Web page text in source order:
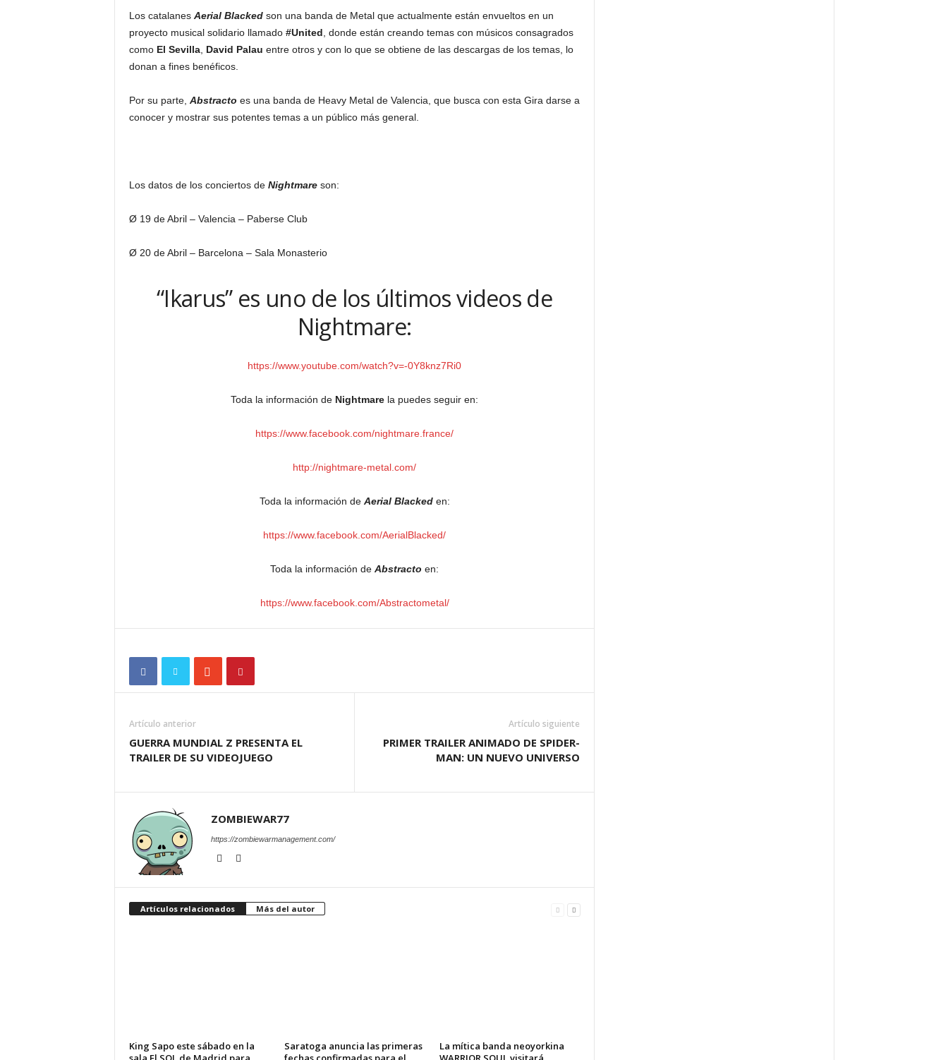
Los catalanes Aerial Blackedson una banda de Metal que actualmente están envueltos en un
proyecto musical solidario llamado #United , donde están creando temas con músicos consagrados
como El Sevilla, David Palau entre otros y con lo que se obtiene de las descargas de los temas, lo
donan a fines benéficos.
Por su parte, Abstracto es una banda de Heavy Metal de Valencia, que busca con esta Gira darse a
conocer y mostrar sus potentes temas a un público más general.
Los datos de los conciertos de Nightmareson:
Ø 19 de Abril – Valencia – Paberse Club
Ø 20 de Abril – Barcelona – Sala Monasterio
“Ikarus” es uno de los últimos videos de
Nightmare:
https://www.youtube.com/watch?v=-0Y8knz7Ri0
Toda la información de Nightmare la puedes seguir en:
https://www.facebook.com/nightmare.france/
http://nightmare-metal.com/
Toda la información de Aerial Blackeden:
https://www.facebook.com/AerialBlacked/
Toda la información de Abstracto en:
https://www.facebook.com/Abstractometal/
Artículo anterior
GUERRA MUNDIAL Z PRESENTA EL
TRAILER DE SU VIDEOJUEGO
Artículo siguiente
PRIMER TRAILER ANIMADO DE SPIDER-
MAN: UN NUEVO UNIVERSO
ZOMBIEWAR77
https://zombiewarmanagement.com/
Artículos relacionados Más del autor
King Sapo este sábado en la
Saratoga anuncia las primeras
La mítica banda neoyorkina